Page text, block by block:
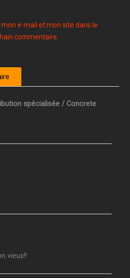
e-mail et mon site dans le
commentaire.
spécialisée / Concrete
vieux!!